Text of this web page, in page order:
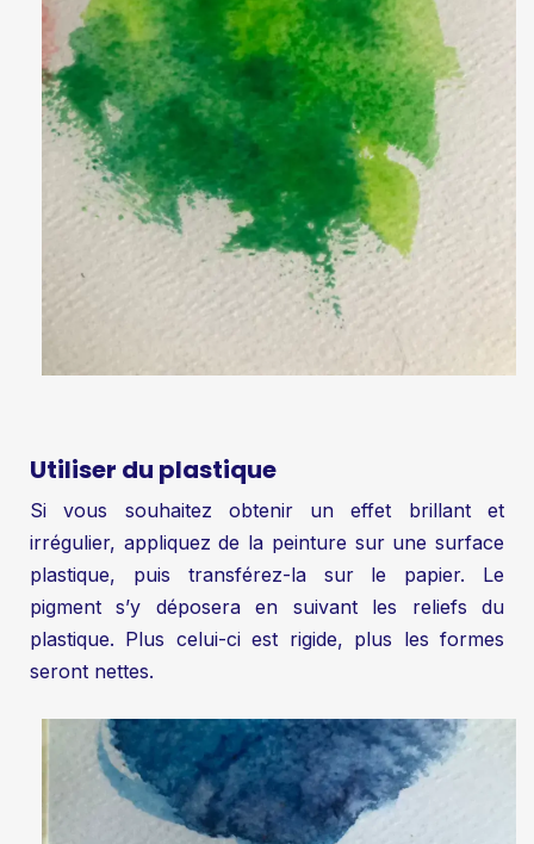
Utiliser du plastique
Si vous souhaitez obtenir un effet brillant et
irrégulier, appliquez de la peinture sur une surface
plastique, puis transférez-la sur le papier. Le
pigment s’y déposera en suivant les reliefs du
plastique. Plus celui-ci est rigide, plus les formes
seront nettes.